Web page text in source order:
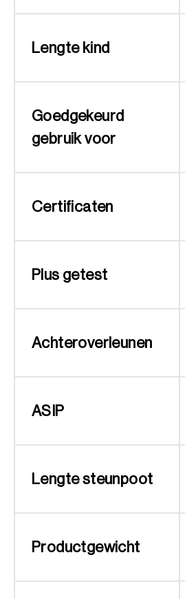
Lengte kind
Goedgekeurd
gebruik voor
Certificaten
Plus getest
Achteroverleunen
ASIP
Lengte steunpoot
Productgewicht